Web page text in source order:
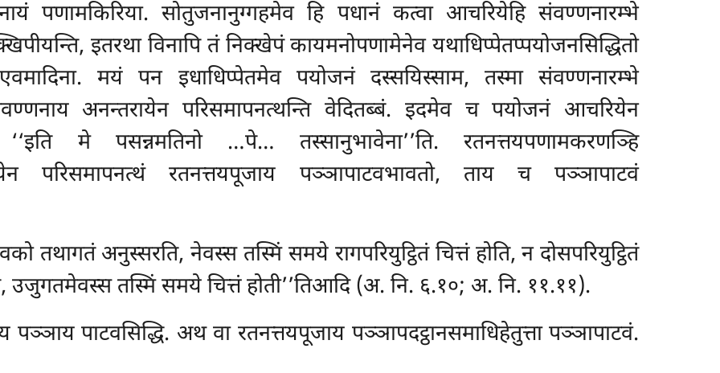
पणामकिरिया. सोतुजनानुग्गहमेव हि पधानं कत्वा आचरियेहि संवण्णनारम्भे
इतरथा विनापि तं निक्खेपं कायमनोपणामेनेव यथाधिप्पेतप्पयोजनसिद्धितो
मयं पन इधाधिप्पेतमेव पयोजनं दस्सयिस्साम, तस्मा संवण्णनारम्भे
अनन्तरायेन परिसमापनत्थन्ति वेदितब्बं. इदमेव च पयोजनं आचरियेन
मे पसन्नमतिनो …पे… तस्सानुभावेना’’ति. रतनत्तयपणामकरणञ्हि
परिसमापनत्थं रतनत्तयपूजाय पञ्ञापाटवभावतो, ताय च पञ्ञापाटवं
तथागतं अनुस्सरति, नेवस्स तस्मिं समये रागपरियुट्ठितं चित्तं होति, न दोसपरियुट्ठितं
उजुगतमेवस्स तस्मिं समये चित्तं होती’’तिआदि (अ. नि. ६.१०; अ. नि. ११.११).
पाटवसिद्धि. अथ वा रतनत्तयपूजाय पञ्ञापदट्ठानसमाधिहेतुत्ता पञ्ञापाटवं.